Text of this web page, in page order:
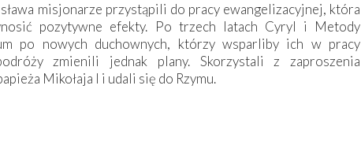
misjonarze przystąpili do pracy ewangelizacyjnej, która
pozytywne efekty. Po trzech latach Cyryl i Metody
po nowych duchownych, którzy wsparliby ich w pracy
zmienili jednak plany. Skorzystali z zaproszenia
Mikołaja I i udali się do Rzymu.